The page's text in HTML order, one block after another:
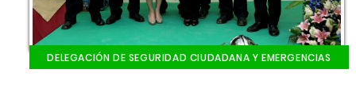
DELEGACIÓN DE SEGURIDAD CIUDADANA Y EMERGENCIAS